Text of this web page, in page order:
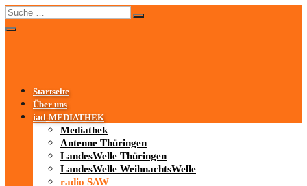
Startseite
Über uns
iad-MEDIATHEK
Mediathek
Antenne Thüringen
LandesWelle Thüringen
LandesWelle WeihnachtsWelle
radio SAW